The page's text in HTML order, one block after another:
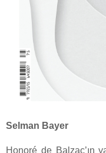
Selman Bayer
Honoré de Balzac’ın